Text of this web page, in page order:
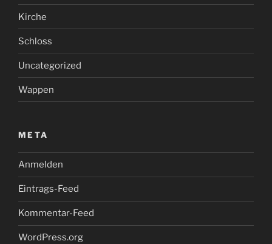
Kirche
Schloss
Uncategorized
Wappen
META
Anmelden
Eintrags-Feed
Kommentar-Feed
WordPress.org